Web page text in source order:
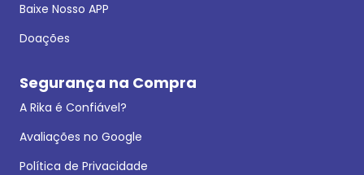
Baixe Nosso APP
Doações
Segurança na Compra
A Rika é Confiável?
Avaliações no Google
Política de Privacidade